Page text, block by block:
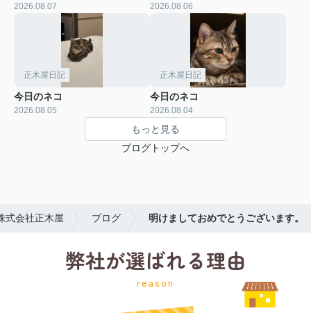
2026.08.07 2026.08.06
正木屋日記
今日のネコ
2026.08.05
正木屋日記
今日のネコ
2026.08.04
もっと見る
ブログトップへ
式会社正木屋 ブログ 明けましておめでとうございます。
弊社が選ばれる理由
reason